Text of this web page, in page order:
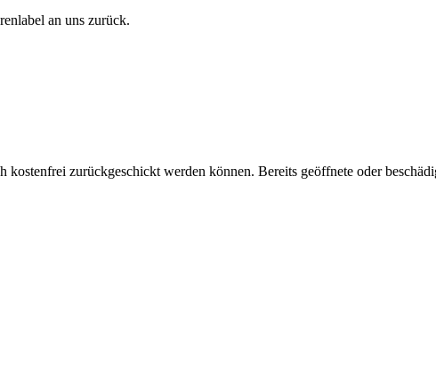
an uns zurück.
kostenfrei zurückgeschickt werden können. Bereits geöffnete oder